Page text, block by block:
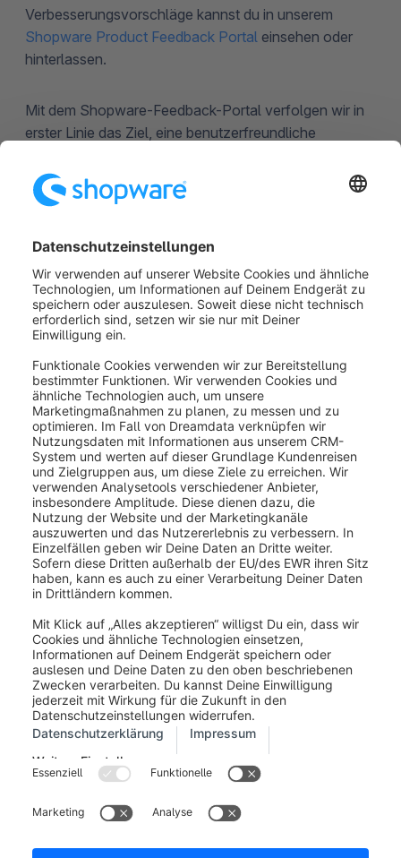
Verbesserungsvorschläge kannst du in unserem
Shopware Product Feedback Portal einsehen oder
hinterlassen.
Mit dem Shopware-Feedback-Portal verfolgen wir in
erster Linie das Ziel, eine benutzerfreundliche
Open-Source-Plattformen wie Shopware basieren
auf einer kollaborativen Kultur, d.h. unsere E-
zu Problemen, Ideen, Lösungen und
Anwendungsfällen in Bezug auf unser Produkt. Auf
diese Weise kannst du mitbestimmen, welche
Funktionen und Lösungen in Shopware 6
implementiert werden.
War dieser Artikel hilfreich?
Allgemeine Geschäftsbedingungen
Entwickler Newsletter